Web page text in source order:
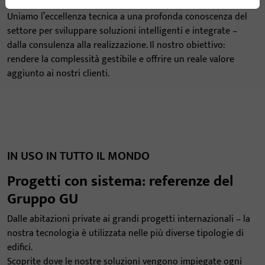
Uniamo l’eccellenza tecnica a una profonda conoscenza del
settore per sviluppare soluzioni intelligenti e integrate –
dalla consulenza alla realizzazione. Il nostro obiettivo:
rendere la complessità gestibile e offrire un reale valore
aggiunto ai nostri clienti.
IN USO IN TUTTO IL MONDO
Progetti con sistema: referenze del
Gruppo GU
Dalle abitazioni private ai grandi progetti internazionali – la
nostra tecnologia è utilizzata nelle più diverse tipologie di
edifici.